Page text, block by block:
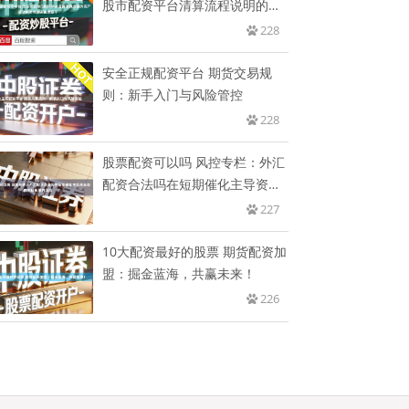
股市配资平台清算流程说明的资
228
安全正规配资平台 期货交易规
则：新手入门与风险管控
228
股票配资可以吗 风控专栏：外汇
配资合法吗在短期催化主导资金
227
10大配资最好的股票 期货配资加
盟：掘金蓝海，共赢未来！
226